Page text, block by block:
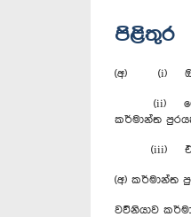
පිළිතුර
(අ) (i)
(ii) මෙම
කර්මාන්ත
(iii) එම
(අ) කර්මාන්ත
වව්නියාව